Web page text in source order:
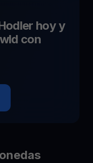
hoy y
wld con